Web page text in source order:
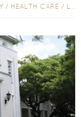
/ HEALTH CARE / LIFESTYLE